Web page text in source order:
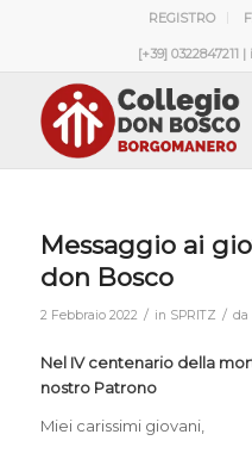
REGISTRO
[+39] 0322847211
Messaggio ai
don Bosco
2 Febbraio 2022 / in SPRITZ / da
Nel IV centenario della
nostro Patrono
Miei carissimi giovani,